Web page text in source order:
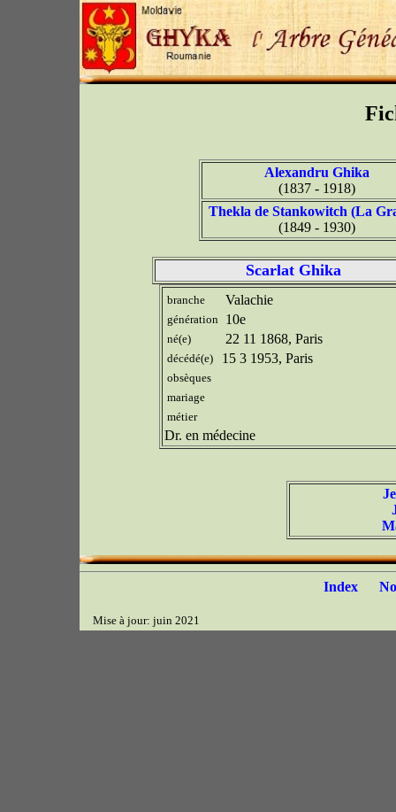
Alexandru Ghika
(1837 - 1918)
Thekla de Stankowitch (La
(1849 - 1930)
Scarlat Ghika
branche Valachie
génération 10e
né(e) 22 11 1868, Paris
décédé(e) 15 3 1953, Paris
obsèques
mariage
métier
Dr. en médecine
Index
Mise à jour: juin 2021